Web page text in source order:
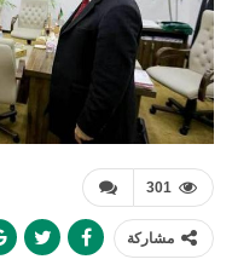
301
مشاركة